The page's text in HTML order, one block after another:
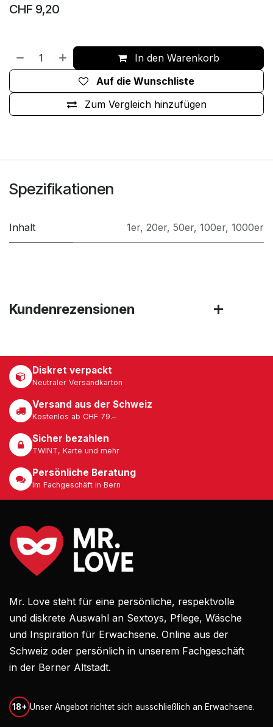
CHF 9,20
In den Warenkorb
Zum Vergleich hinzufügen
Auf die Wunschliste
Spezifikationen
Inhalt 1er, 20er, 50er, 100er, 1000er
Kundenrezensionen
Diskret verpackt
Neutraler Versandkarton
Versand aus der Schweiz
Kostenlos ab CHF 79.–
Sicher bezahlen
TWINT, Karte und mehr
Persönliche Beratung
Im Fachgeschäft in Bern
Mr. Love steht für eine persönliche, respektvolle
und diskrete Auswahl an Sextoys, Pflege, Wäsche
und Inspiration für Erwachsene. Online aus der
Schweiz oder persönlich in unserem Fachgeschäft
in der Berner Altstadt.
18+ Unser Angebot richtet sich ausschließlich an Erwachsene.